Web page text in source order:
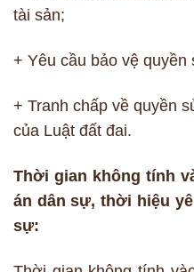
tài sản;
+ Yêu cầu bảo vệ quyền
+ Tranh chấp về quyền
của Luật đất đai.
Thời gian không tính
án dân sự, thời hiệu
sự: